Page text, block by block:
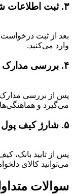
۳. ثبت اطلاعات شخصی
بعد از ثبت
وارد می‌کنید.
۴. بررسی مدارک
پس از بررسی مدارک
می‌گیرد و
۵. شارژ کیف پول
پس از تایید بانک،
می‌توانید کالای
سوالات